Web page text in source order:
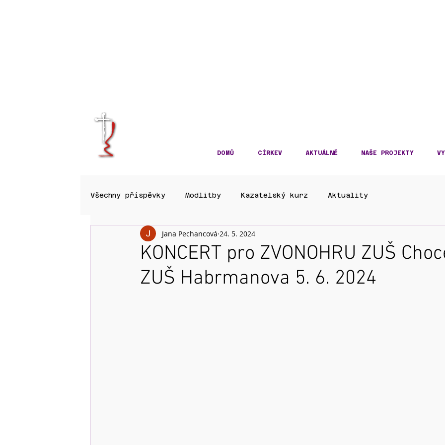
DOMŮ CÍRKEV AKTUÁLNĚ NAŠE PROJEKTY
Všechny příspěvky Modlitby Kazatelský kurz Aktuality
KONCERT pro ZVONOHRU ZUŠ
ZUŠ Habrmanova 5. 6. 2024
Jana Pechancová 24. 5. 2024